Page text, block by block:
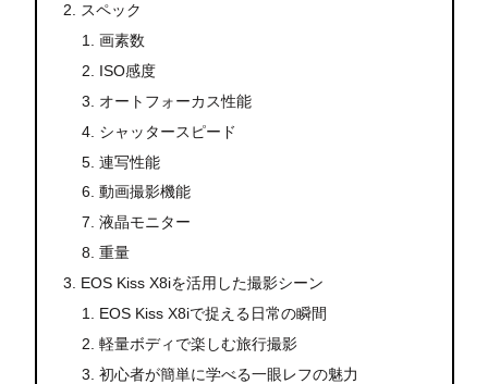
スペック
画素数
ISO感度
オートフォーカス性能
シャッタースピード
連写性能
動画撮影機能
液晶モニター
重量
EOS Kiss X8iを活用した撮影シーン
EOS Kiss X8iで捉える日常の瞬間
軽量ボディで楽しむ旅行撮影
初心者が簡単に学べる一眼レフの魅力